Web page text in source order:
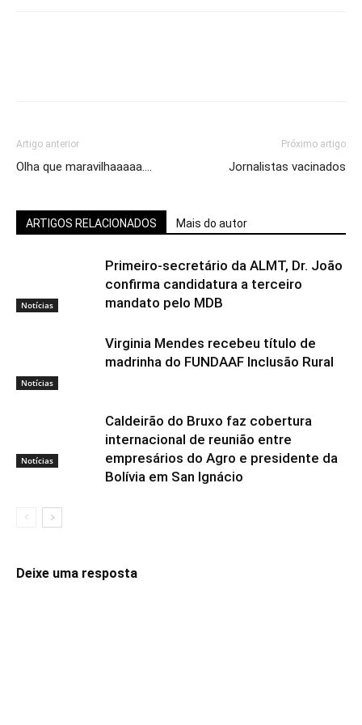
Artigo anterior
Olha que maravilhaaaaa….
Próximo artigo
Jornalistas vacinados
ARTIGOS RELACIONADOS Mais do autor
Notícias
Primeiro-secretário da ALMT, Dr. João
confirma candidatura a terceiro
mandato pelo MDB
Notícias
Virginia Mendes recebeu título de
madrinha do FUNDAAF Inclusão Rural
Notícias
Caldeirão do Bruxo faz cobertura
internacional de reunião entre
empresários do Agro e presidente da
Bolívia em San Ignácio
Deixe uma resposta